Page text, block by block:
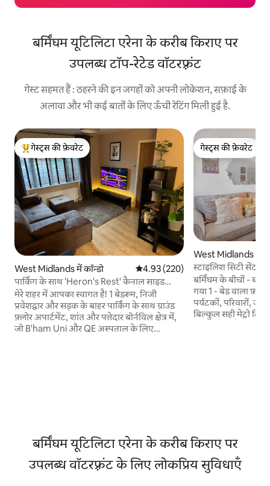
बर्मिंघम यूटिलिटा एरेना के करीब किराए पर
उपलब्ध टॉप-रेटेड वॉटरफ़्रंट
गेस्ट सहमत हैं : ठहरने की इन जगहों को अपनी लोकेशन, सफ़ाई के
अलावा और भी कई बातों के लिए ऊँची रेटिंग मिली हुई है.
गेस्ट्स का टॉप फ़ेवरेट
गेस्ट्स की फ़ेवरेट
West Midlands में कॉन्डो औसत रेटिंग 5 में से 4.93, 220 समीक्षाएँ
4.93 (220)
पार्किंग के साथ 'Heron's Rest' कैनाल साइड
अपार्टमेंट
मेरे शहर में आपका स्वागत है! 1 बेडरूम, निजी
प्रवेशद्वार और सड़क के बाहर पार्किंग के साथ ग्राउंड
फ़्लोर अपार्टमेंट, शांत और पत्तेदार बोर्नविल क्षेत्र में,
जो B'ham Uni और QE अस्पताल के लिए
गेस्ट्स की फ़ेवरेट
गेस्ट्स की फ़ेवरेट
West Midlands में
स्टाइलिश सिटी सेंटर
वाईफ़ाई
बर्मिंघम के बीचों -
गया 1 - बेड वाला फ़्लैट शहर के खोजकर्ताओं,
पर्यटकों, परिवारों,
बिल्कुल सही मेट्रो
बर्मिंघम यूटिलिटा एरेना के करीब किराए पर
उपलब्ध वॉटरफ़्रंट के लिए लोकप्रिय सुविधाएँ